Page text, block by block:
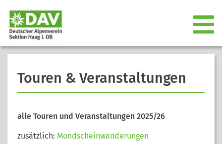
Touren & Veranstaltungen
alle Touren und Veranstaltungen 2025/26
zusätzlich: Mondscheinwanderungen